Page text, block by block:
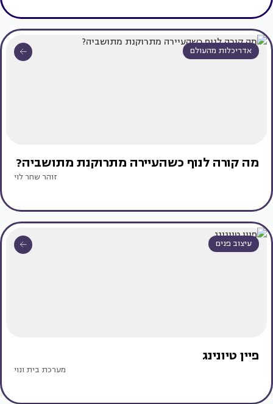
אדריכלות מהעולם
מה קורה לנוף כשהעיירה מתרוקנת מתושביה?
זוהר שחר לוי
עיצוב פנים
פיין טיונינג
מערכת בית ונוי